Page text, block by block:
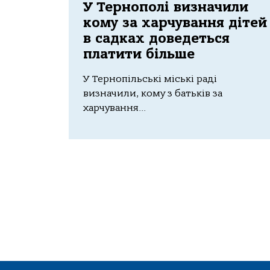
У Тернополі визначили
кому за харчування дітей
в садках доведеться
платити більше
У Тернопільські міські раді
визначили, кому з батьків за
харчування...